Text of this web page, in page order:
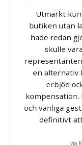
Utmärkt
butiken utan
hade redan
skulle
en alternativ
erbjöd
kompensation.
och vänliga
definitivt
via